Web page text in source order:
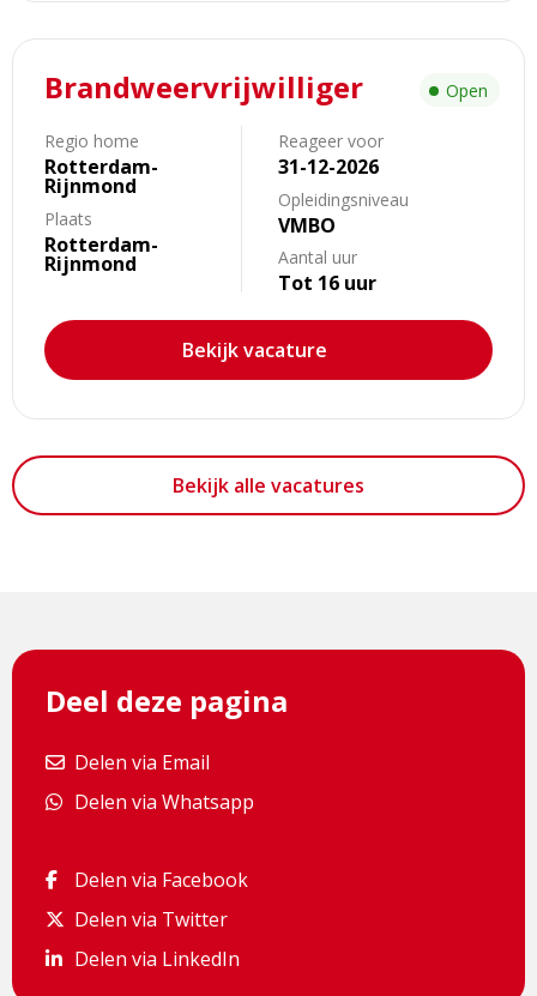
Brandweervrijwilliger
Regio home
Rotterdam-
Rijnmond
Plaats
Rotterdam-
Rijnmond
Reageer voor
31-12-2026
Opleidingsniveau
VMBO
Aantal uur
Tot 16 uur
Bekijk vacature
Open
Lees
meer
Brandweervrijwilliger
Bekijk alle vacatures
Deel deze pagina
Delen via Email
Delen via Email
Delen via Whatsapp
Delen via Whatsapp
Delen via Facebook
Delen via Facebook
Delen via Twitter
Delen via Twitter
Delen via LinkedIn
Delen via LinkedIn